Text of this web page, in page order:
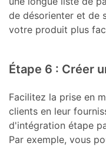
de désorienter et de
votre produit plus
Étape 6 : Créer
Facilitez la prise en
clients en leur
d'intégration étape
Par exemple, vous